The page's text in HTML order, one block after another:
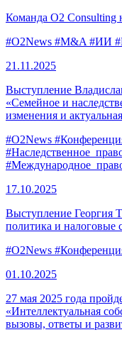
Команда O2
#O2News #M&A #ИИ
21.11.2025
Выступление
«Семейное и
изменения и
#O2News
17.10.2025
Выступление Георгия
политика и налоговые
#O2News
01.10.2025
27 мая 2025 года
«Интеллектуальная
вызовы, ответы и